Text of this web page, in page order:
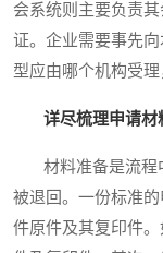
会系统则主要负责
证。企业需要事先
型应由哪个机构受理
详尽梳理申请材
材料准备是流程
被退回。一份标准
件原件及其复印件